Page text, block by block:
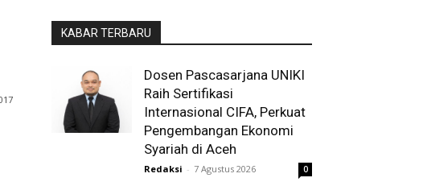
KABAR TERBARU
Dosen Pascasarjana UNIKI
Raih Sertifikasi
Internasional CIFA, Perkuat
Pengembangan Ekonomi
Syariah di Aceh
Redaksi - 7 Agustus 2026 0